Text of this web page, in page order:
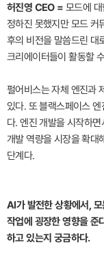
허진영 CEO =모드에
정하진 못했지만 모드 커
후의 비전을 말씀드린 대
크리에이터들이 활동할
펄어비스는 자체 엔진과
있다. 또 블랙스페이스
다. 엔진 개발을 시작하
개발 역량을 시장을 확대
단계다.
AI가 발전한 상황에서,
작업에 굉장한 영향을 준
하고 있는지 궁금하다.